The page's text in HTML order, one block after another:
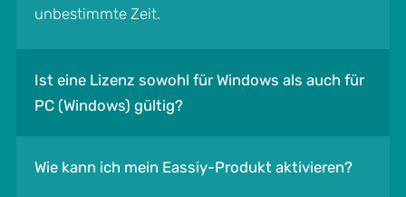
unbestimmte Zeit.
Ist eine Lizenz sowohl für Windows als auch für
PC (Windows) gültig?
Wie kann ich mein Eassiy-Produkt aktivieren?